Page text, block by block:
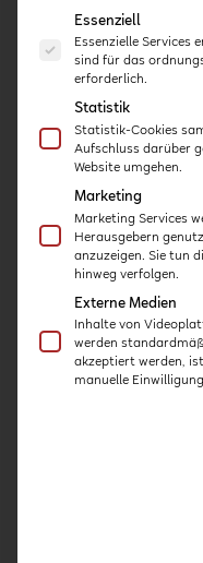
Best Practices:
Kursart
Online-Kurs von
Kitashield
Laufzeit
Es folgt eine Liste
Essenziell
Essenzielle Services
sind für das
erforderlich.
Statistik
Statistik-Cookies
Aufschluss darüber
Website umgehen.
Marketing
Marketing Services
Herausgebern
anzuzeigen. Sie tun
hinweg verfolgen.
Externe Medien
Inhalte von
werden
akzeptiert werden,
manuelle